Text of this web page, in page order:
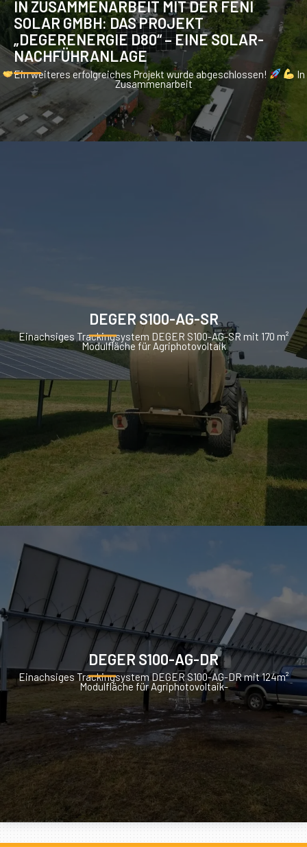
IN ZUSAMMENARBEIT MIT DER FENI
SOLAR GMBH: DAS PROJEKT
„DEGERENERGIE D80“ – EINE SOLAR-
NACHFÜHRANLAGE
Ein weiteres erfolgreiches Projekt wurde abgeschlossen!
In
Zusammenarbeit
DEGER S100-AG-SR
Einachsiges Trackingsystem DEGER S100-AG-SR mit 170 m²
Modulfläche für Agriphotovoltaik
DEGER S100-AG-DR
Einachsiges Trackingsystem DEGER S100-AG-DR mit 124m²
Modulfläche für Agriphotovoltaik-